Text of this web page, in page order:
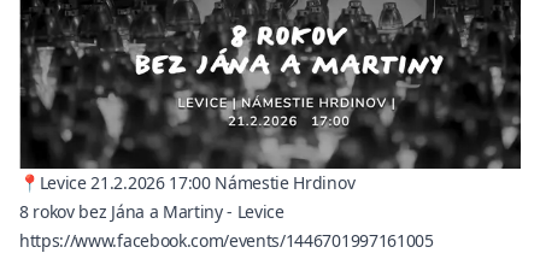
📍Levice 21.2.2026 17:00 Námestie Hrdinov
8 rokov bez Jána a Martiny - Levice
https://www.facebook.com/events/1446701997161005(opens in a